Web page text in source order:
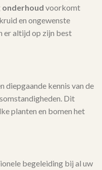
onderhoud voorkomt
en ongewenste
er altijd op zijn best
diepgaande kennis van de
Dit
planten en bomen het
begeleiding bij al uw